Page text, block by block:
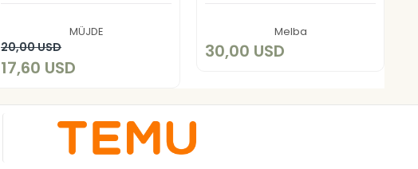
MÜJDE
20,00 USD
17,60 USD
Melba
30,00 USD
Sepete Ekle